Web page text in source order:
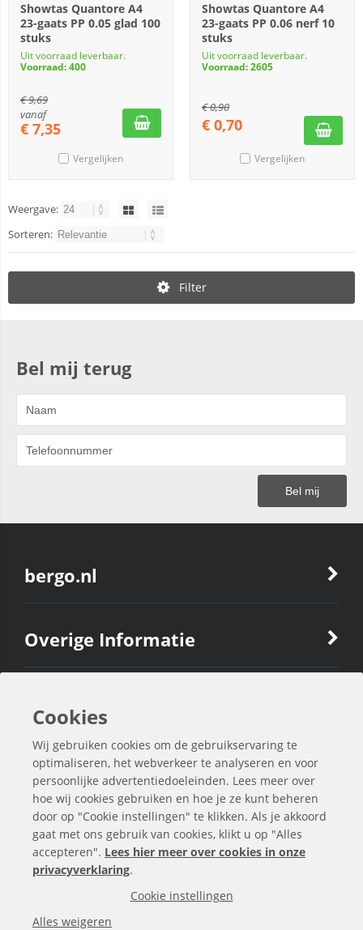
Showtas Quantore A4
23-gaats PP 0.05 glad 100
stuks
Uit voorraad leverbaar.
Voorraad: 400
€9,69
vanaf
€ 7,35
Vergelijken
Showtas Quantore A4
23-gaats PP 0.06 nerf 10
stuks
Uit voorraad leverbaar.
Voorraad: 2605
€0,90
€ 0,70
Vergelijken
Weergave:
Sorteren:
Filter
Bel mij terug
bergo.nl
Overige Informatie
Ook Interessant
Contactgegevens
Cookies
Wij gebruiken cookies om de gebruikservaring te
optimaliseren, het webverkeer te analyseren en voor
persoonlijke advertentiedoeleinden. Lees meer over
hoe wij cookies gebruiken en hoe je ze kunt beheren
door op "Cookie instellingen" te klikken. Als je akkoord
gaat met ons gebruik van cookies, klikt u op "Alles
accepteren". Lees hier meer over cookies in onze
privacyverklaring.
Cookie instellingen
Alles weigeren